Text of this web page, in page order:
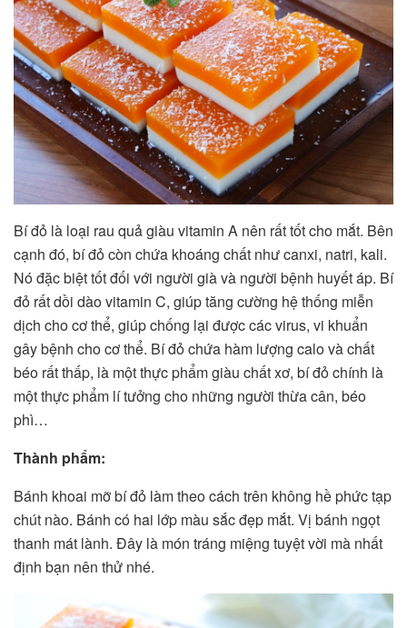
Bí đỏ là loại rau quả giàu vitamin A nên rất tốt cho mắt. Bên
cạnh đó, bí đỏ còn chứa khoáng chất như canxi, natri, kali.
Nó đặc biệt tốt đối với người già và người bệnh huyết áp. Bí
đỏ rất dồi dào vitamin C, giúp tăng cường hệ thống miễn
dịch cho cơ thể, giúp chống lại được các virus, vi khuẩn
gây bệnh cho cơ thể. Bí đỏ chứa hàm lượng calo và chất
béo rất thấp, là một thực phẩm giàu chất xơ, bí đỏ chính là
một thực phẩm lí tưởng cho những người thừa cân, béo
phì…
Thành phẩm:
Bánh khoai mỡ bí đỏ làm theo cách trên không hề phức tạp
chút nào. Bánh có hai lớp màu sắc đẹp mắt. Vị bánh ngọt
thanh mát lành. Đây là món tráng miệng tuyệt vời mà nhất
định bạn nên thử nhé.